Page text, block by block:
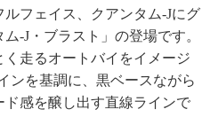
フェイス、クアンタム-Jにグ
-J・ブラスト」の登場です。
走るオートバイをイメージ
ンを基調に、黒ベースながら
感を醸し出す直線ラインで